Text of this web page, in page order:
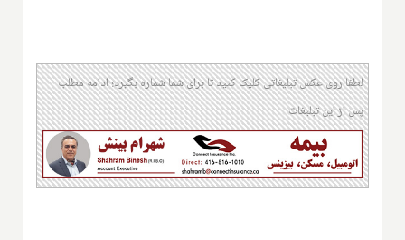
لطفا روی عکس تبلیغاتی کلیک کنید تا برای شما شماره بگیرد؛ ادامه مطلب
پس از این تبلیغات